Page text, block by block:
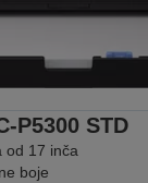
P5300 STD
od 17 inča
boje